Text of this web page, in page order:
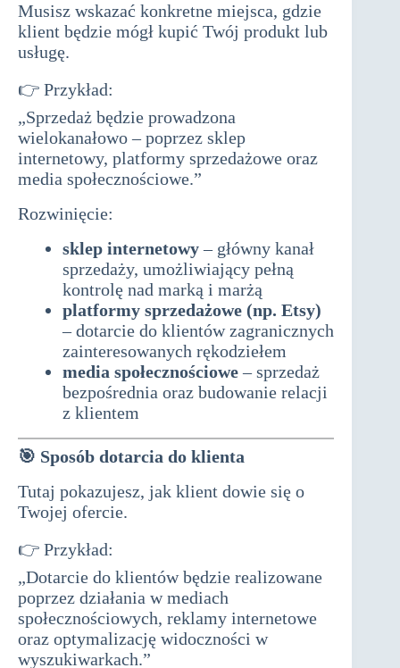
Musisz wskazać konkretne miejsca, gdzie
klient będzie mógł kupić Twój produkt lub
usługę.
👉 Przykład:
„Sprzedaż będzie prowadzona
wielokanałowo – poprzez sklep
internetowy, platformy sprzedażowe oraz
media społecznościowe.”
Rozwinięcie:
sklep internetowy– główny kanał
sprzedaży, umożliwiający pełną
kontrolę nad marką i marżą
platformy sprzedażowe (np. Etsy)
– dotarcie do klientów zagranicznych
zainteresowanych rękodziełem
media społecznościowe– sprzedaż
bezpośrednia oraz budowanie relacji
z klientem
🎯 Sposób dotarcia do klienta
Tutaj pokazujesz, jak klient dowie się o
Twojej ofercie.
👉 Przykład:
„Dotarcie do klientów będzie realizowane
poprzez działania w mediach
społecznościowych, reklamy internetowe
oraz optymalizację widoczności w
wyszukiwarkach.”